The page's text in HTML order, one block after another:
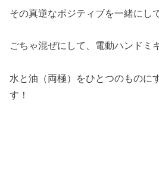
その真逆なポジティブを一緒にし
ごちゃ混ぜにして、電動ハンドミ
水と油（両極）をひとつのものに
す！